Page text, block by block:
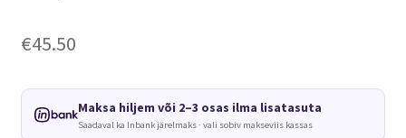
€45.50
Maksa hiljem või 2–3 osas ilma lisatasuta
Saadaval ka Inbank järelmaks · vali sobiv makseviis kassas